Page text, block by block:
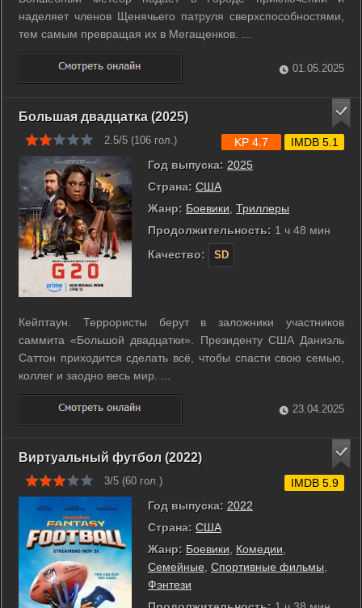
наделяет членов Щенячьего патруля сверхспособностями,
тем самым превращая их в Мегащенков. ...
01.05.2025
Большая двадцатка (2025)
2.5/5 (106 гол.)
Год выпуска: 2025
Страна: США
Жанр: Боевики Триллеры
Продолжительность: 1 ч 48 мин
Качество:
SD
KP 4.7 IMDB 5.1
Кейптаун. Террористы берут в заложники участников
саммита «Большой двадцатки». Президенту США Даниэль
Саттон приходится сделать всё, чтобы спасти свою семью,
коллег и заодно весь мир. ...
23.04.2025
Виртуальный футбол (2022)
3/5 (60 гол.)
Год выпуска: 2022
Страна: США
Жанр: Боевики, Комедии,
Семейные, Спортивные фильмы,
Фэнтези
IMDB 5.9